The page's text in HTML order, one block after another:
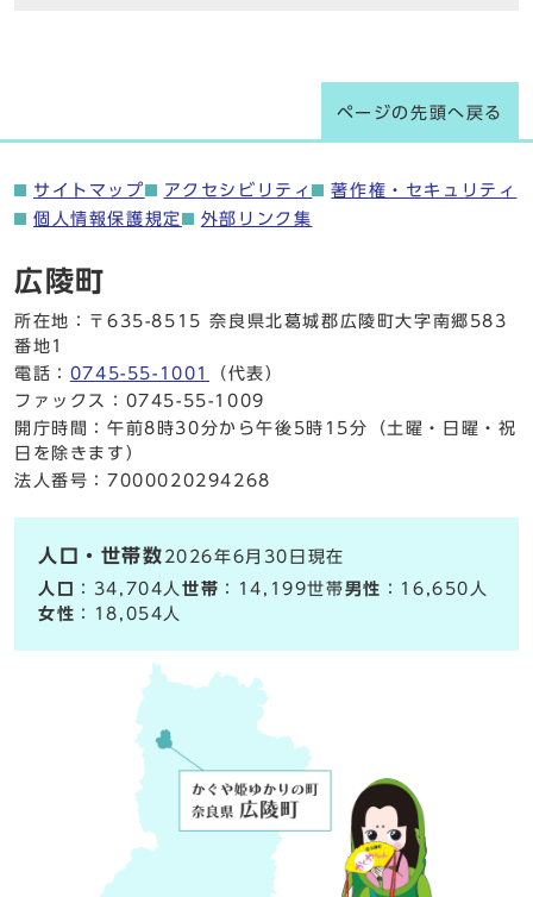
ページの先頭へ戻る
サイトマップ アクセシビリティ
著作権・セキュリティ
個人情報保護規定
外部リンク集
広陵町
所在地：〒635-8515 奈良県北葛城郡広陵町大字南郷583
番地1
電話： 0745-55-1001
（代表）
ファックス：0745-55-1009
開庁時間：午前8時30分から午後5時15分（土曜・日曜・祝
日を除きます）
法人番号：7000020294268
人口・世帯数 2026年6月30日現在
人口
：34,704人世帯 ：14,199世帯男性 ：16,650人
女性 ：18,054人